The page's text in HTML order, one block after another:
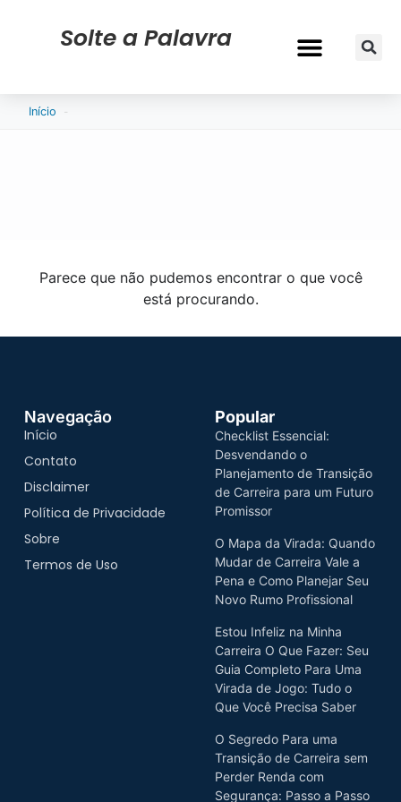
Solte a Palavra
Início -
Parece que não pudemos encontrar o que você
está procurando.
Navegação
Início
Contato
Disclaimer
Política de Privacidade
Sobre
Termos de Uso
Popular
Checklist Essencial:
Desvendando o
Planejamento de Transição
de Carreira para um Futuro
Promissor
O Mapa da Virada: Quando
Mudar de Carreira Vale a
Pena e Como Planejar Seu
Novo Rumo Profissional
Estou Infeliz na Minha
Carreira O Que Fazer: Seu
Guia Completo Para Uma
Virada de Jogo: Tudo o
Que Você Precisa Saber
O Segredo Para uma
Transição de Carreira sem
Perder Renda com
Segurança: Passo a Passo